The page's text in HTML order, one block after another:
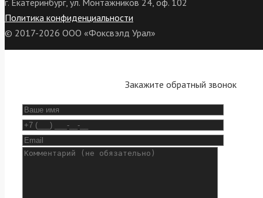
г. Екатеринбург, ул. Монтажников 24, оф. 102
Политика конфиденциальности
© 2017-2026 ООО «Фоксвэлд Урал»
Закажите обратный звонок